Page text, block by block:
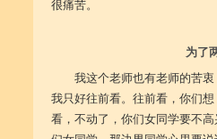
很痛苦。
为了
我这个老师也有老师的苦
我只好往前看。往前看，你们
看，不动了，你们女同学要不